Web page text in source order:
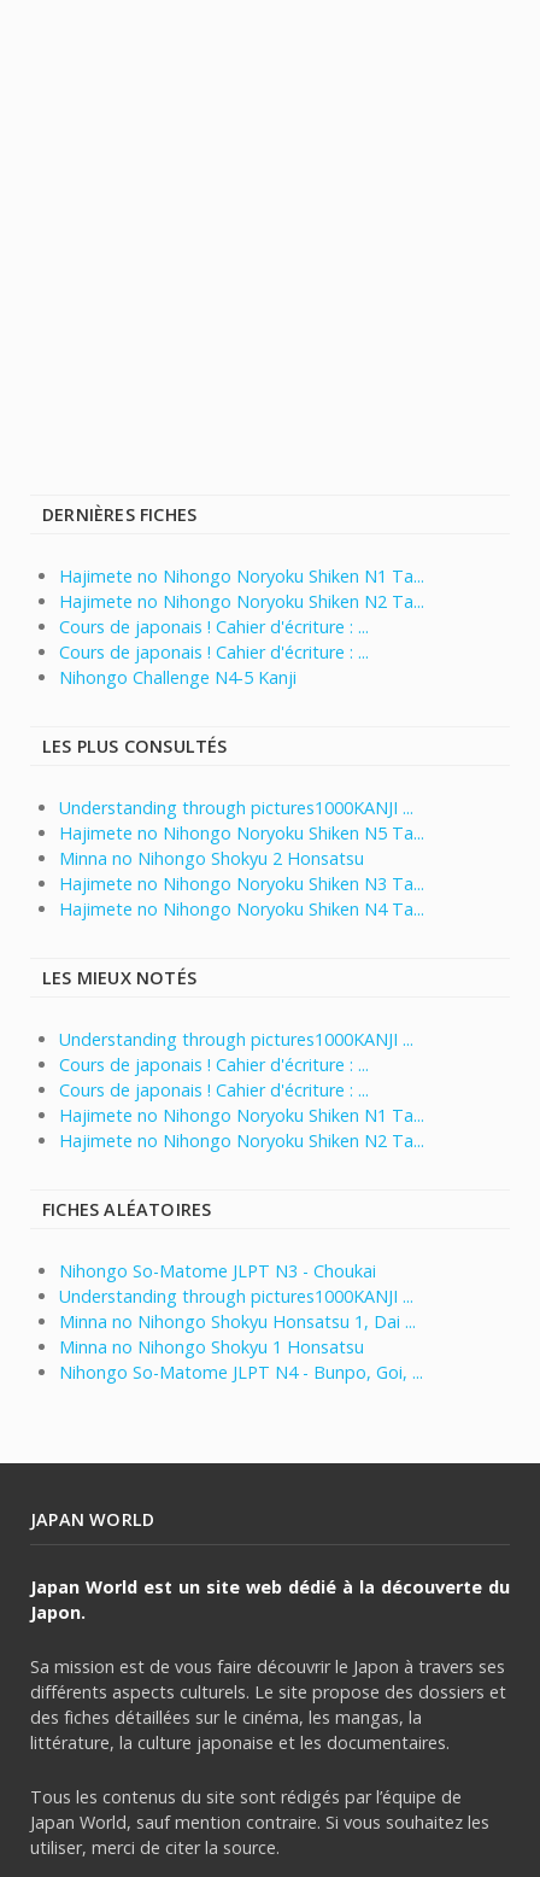
DERNIÈRES FICHES
Hajimete no Nihongo Noryoku Shiken N1 Ta...
Hajimete no Nihongo Noryoku Shiken N2 Ta...
Cours de japonais ! Cahier d'écriture : ...
Cours de japonais ! Cahier d'écriture : ...
Nihongo Challenge N4-5 Kanji
LES PLUS CONSULTÉS
Understanding through pictures1000KANJI ...
Hajimete no Nihongo Noryoku Shiken N5 Ta...
Minna no Nihongo Shokyu 2 Honsatsu
Hajimete no Nihongo Noryoku Shiken N3 Ta...
Hajimete no Nihongo Noryoku Shiken N4 Ta...
LES MIEUX NOTÉS
Understanding through pictures1000KANJI ...
Cours de japonais ! Cahier d'écriture : ...
Cours de japonais ! Cahier d'écriture : ...
Hajimete no Nihongo Noryoku Shiken N1 Ta...
Hajimete no Nihongo Noryoku Shiken N2 Ta...
FICHES ALÉATOIRES
Nihongo So-Matome JLPT N3 - Choukai
Understanding through pictures1000KANJI ...
Minna no Nihongo Shokyu Honsatsu 1, Dai ...
Minna no Nihongo Shokyu 1 Honsatsu
Nihongo So-Matome JLPT N4 - Bunpo, Goi, ...
JAPAN WORLD
Japan World est un site web dédié à la découverte du
Japon.
Sa mission est de vous faire découvrir le Japon à travers ses
différents aspects culturels. Le site propose des dossiers et
des fiches détaillées sur le cinéma, les mangas, la
littérature, la culture japonaise et les documentaires.
Tous les contenus du site sont rédigés par l’équipe de
Japan World, sauf mention contraire. Si vous souhaitez les
utiliser, merci de citer la source.